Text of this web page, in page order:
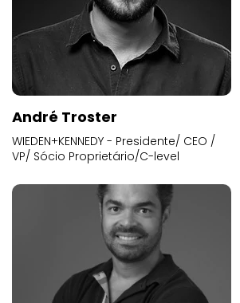
André Troster
WIEDEN+KENNEDY - Presidente/ CEO /
VP/ Sócio Proprietário/C-level